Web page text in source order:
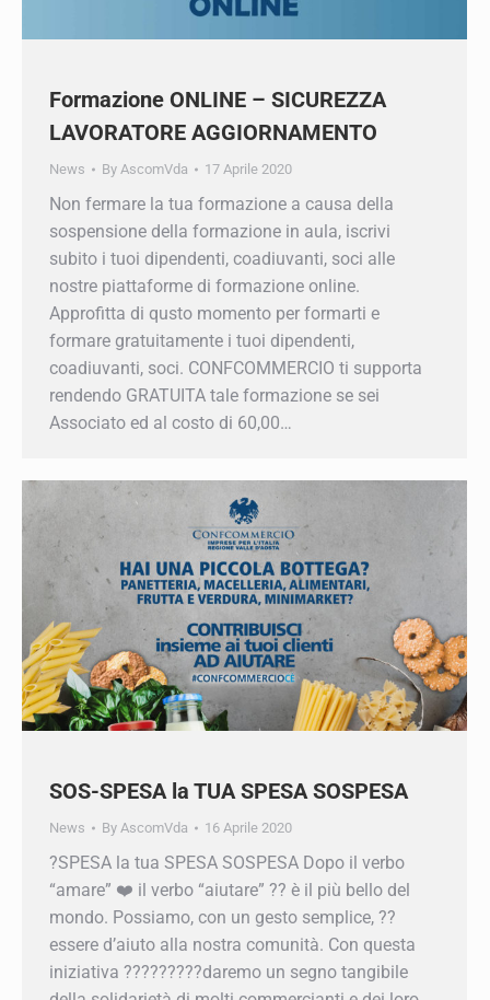
Formazione ONLINE – SICUREZZA
LAVORATORE AGGIORNAMENTO
News By AscomVda 17 Aprile 2020
Non fermare la tua formazione a causa della
sospensione della formazione in aula, iscrivi
subito i tuoi dipendenti, coadiuvanti, soci alle
nostre piattaforme di formazione online.
Approfitta di qusto momento per formarti e
formare gratuitamente i tuoi dipendenti,
coadiuvanti, soci. CONFCOMMERCIO ti supporta
rendendo GRATUITA tale formazione se sei
Associato ed al costo di 60,00…
SOS-SPESA la TUA SPESA SOSPESA
“amare” ❤️ il verbo “aiutare” ?? è il più bello del
mondo. Possiamo, con un gesto semplice, ??
essere d’aiuto alla nostra comunità. Con questa
iniziativa ??‍???‍???‍?daremo un segno tangibile
della solidarietà di molti commercianti e dei loro